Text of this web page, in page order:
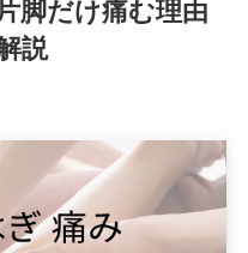
脚だけ痛む理由
説